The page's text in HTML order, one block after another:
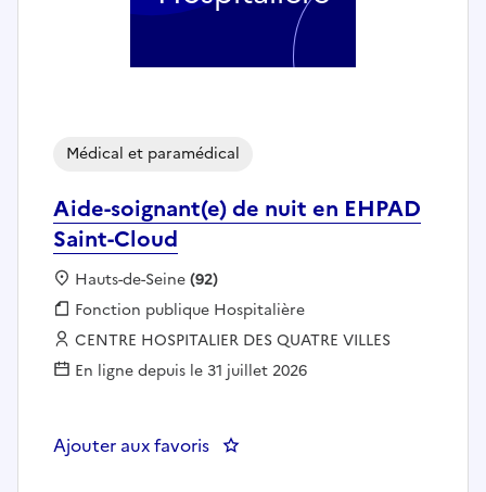
Aide-soignant(e) de nuit en EHPAD
Saint-Cloud
Médical et paramédical
Localisation :
Hauts-de-Seine(92)
Fonction publique :
Fonction publique Hospitalière
Employeur :
CENTRE HOSPITALIER DES QUATRE VILLES
En ligne depuis le 31 juillet 2026
Ajouter aux favoris : Aide-soignant(e) de nuit en